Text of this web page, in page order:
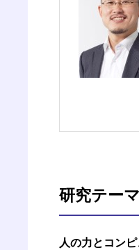
研究テーマ
人の力とコン